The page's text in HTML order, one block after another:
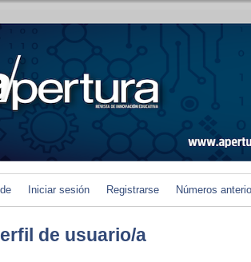
Iniciar sesión Registrarse Números
de usuario/a